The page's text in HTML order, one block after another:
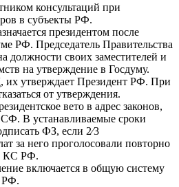
консультаций при
в субъекты РФ.
президентом после
РФ. Председатель Правительства
должности своих заместителей и
на утверждение в Госдуму.
их утверждает Президент РФ. При
от утверждения.
вето в адрес законов,
В устанавливаемые сроки
ФЗ, если 2⁄3
за него проголосовали повторно
КС РФ.
включается в общую систему
РФ.